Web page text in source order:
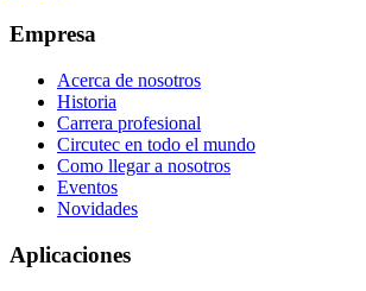
Empresa
Acerca de nosotros
Historia
Carrera profesional
Circutec en todo el mundo
Como llegar a nosotros
Eventos
Novidades
Aplicaciones